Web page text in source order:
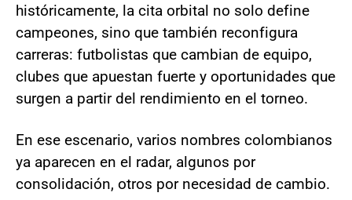
históricamente, la cita orbital no solo define
campeones, sino que también reconfigura
carreras: futbolistas que cambian de equipo,
clubes que apuestan fuerte y oportunidades que
surgen a partir del rendimiento en el torneo.
En ese escenario, varios nombres colombianos
ya aparecen en el radar, algunos por
consolidación, otros por necesidad de cambio.